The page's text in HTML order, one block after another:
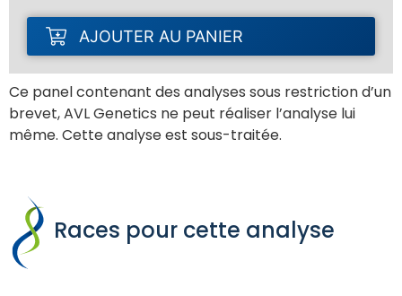
AJOUTER AU PANIER
Ce panel contenant des analyses sous restriction d’un
brevet, AVL Genetics ne peut réaliser l’analyse lui
même. Cette analyse est sous-traitée.
Races pour cette analyse